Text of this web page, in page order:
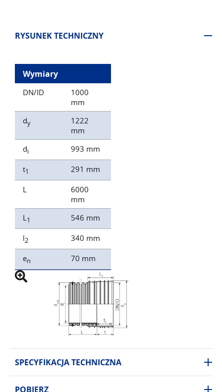
RYSUNEK TECHNICZNY
Wymiary
DN/ID
1000
mm
dy
1222
mm
di 993 mm
t1 291 mm
L
6000
mm
L 1 546 mm
l2 340 mm
en 70 mm
SPECYFIKACJA TECHNICZNA
POBIERZ